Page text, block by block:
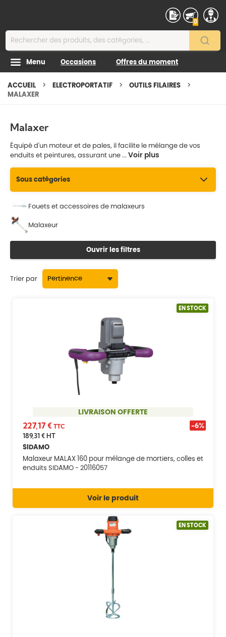
0
Menu Occasions Offres du moment
ACCUEIL ELECTROPORTATIF
OUTILS FILAIRES
MALAXER
Malaxer
Équipé d'un moteur et de pales, il facilite le mélange de vos
enduits et peintures, assurant une ... Voir plus
Sous catégories
Fouets et accessoires de malaxeurs
Malaxeur
Ouvrir les filtres
Trier par
EN STOCK
LIVRAISON OFFERTE
227,17 € TTC -6%
189,31 €HT
SIDAMO
Malaxeur MALAX 160 pour mélange de mortiers, colles et
enduits SIDAMO - 20116057
Voir le produit
EN STOCK